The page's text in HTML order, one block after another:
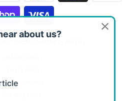
音光堂
Terms of service